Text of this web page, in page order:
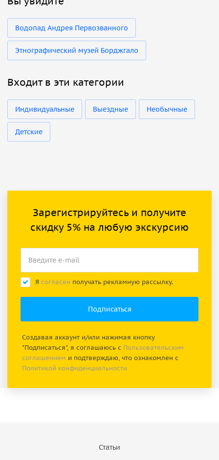
Водопад Андрея Первозванного
Этнографический музей Борджгало
Входит в эти категории
Индивидуальные Выездные Необычные
Детские
Зарегистрируйтесь и получите
скидку 5% на любую экскурсию
Я согласен получать рекламную рассылку.
Создавая аккаунт и/или нажимая кнопку
"Подписаться", я соглашаюсь с Пользовательским
соглашением и подтверждаю, что ознакомлен с
Политикой конфиденциальности
Статьи